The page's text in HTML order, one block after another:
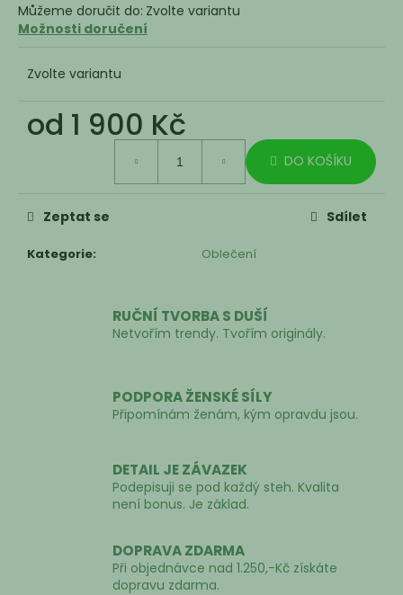
Můžeme doručit do: Zvolte variantu
Možnosti doručení
Zvolte variantu
od 1 900 Kč
DO KOŠÍKU
Kategorie: Oblečení
Zeptat se Sdílet
RUČNÍ TVORBA S DUŠÍ
Netvořím trendy. Tvořím originály.
PODPORA ŽENSKÉ SÍLY
Připomínám ženám, kým opravdu jsou.
DETAIL JE ZÁVAZEK
Podepisuji se pod každý steh. Kvalita
není bonus. Je základ.
DOPRAVA ZDARMA
Při objednávce nad 1.250,-Kč získáte
dopravu zdarma.